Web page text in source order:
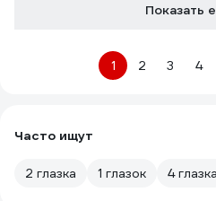
Показать
1 2 3 4
Часто ищут
2 глазка 1 глазок 4 глазка